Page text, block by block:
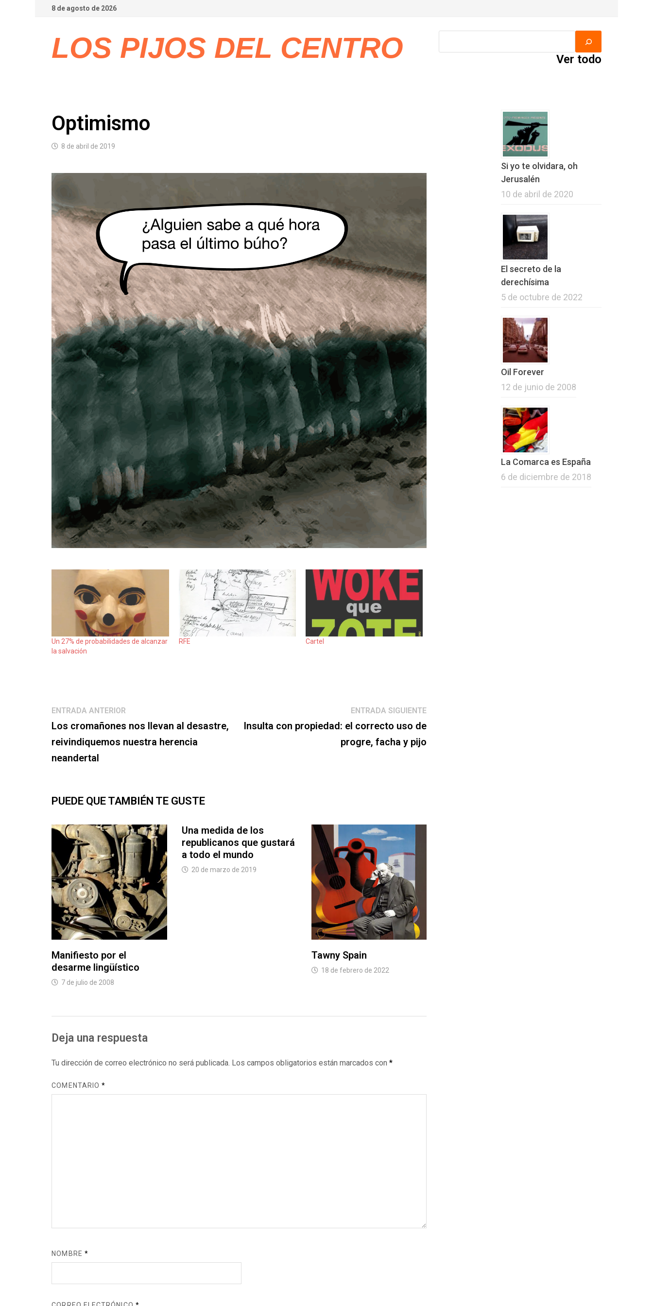
Saltar
contenido
8 de agosto de 2026
LOS PIJOS DEL CENTRO Ver todo
Optimismo
8 de abril de 2019
Un 27% de probabilidades de alcanzar
la salvación
RFE Cartel
Navegación
de
entradas
ENTRADA ANTERIOR
anterior:
Los cromañones nos llevan al desastre,
reivindiquemos nuestra herencia
neandertal
ENTRADA SIGUIENTEEntrada
siguiente:
Insulta con propiedad: el correcto uso de
progre, facha y pijo
PUEDE QUE TAMBIÉN TE GUSTE
Manifiesto por el
desarme lingüístico
7 de julio de 2008
Una medida de los
republicanos que gustará
a todo el mundo
20 de marzo de 2019
Tawny Spain
18 de febrero de 2022
Deja una respuesta
Tu dirección de correo electrónico no será publicada. Los campos obligatorios están marcados con*
COMENTARIO*
NOMBRE *
Si yo te olvidara, oh
Jerusalén
10 de abril de 2020
El secreto de la
derechísima
5 de octubre de 2022
Oil Forever
12 de junio de 2008
La Comarca es España
6 de diciembre de 2018